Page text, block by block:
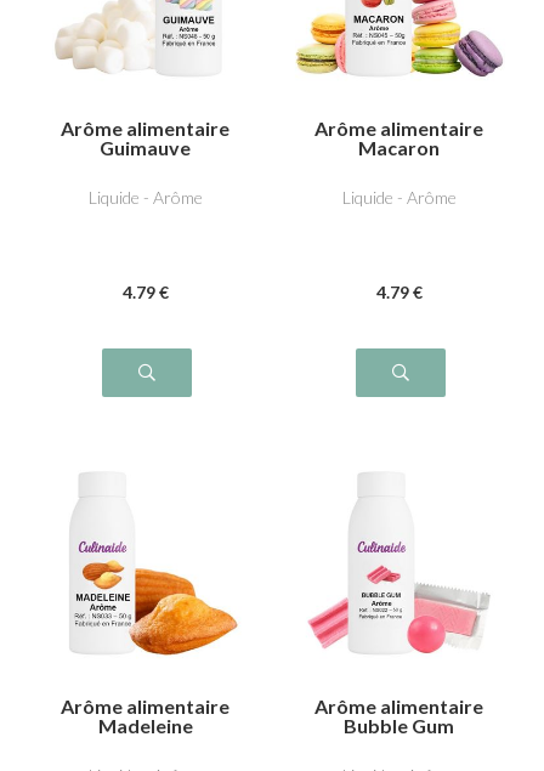
Arôme alimentaire
Guimauve
Liquide - Arôme
4.79 €
Arôme alimentaire
Macaron
Liquide - Arôme
4.79 €
Arôme alimentaire
Madeleine
Arôme alimentaire
Bubble Gum